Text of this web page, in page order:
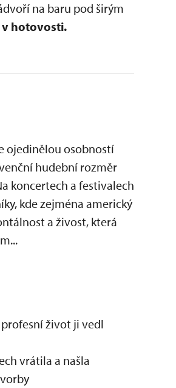
na baru pod širým
hotovosti.
ojedinělou osobností
hudební rozměr
koncertech a festivalech
kde zejména americký
a živost, která
život ji vedl
vrátila a našla